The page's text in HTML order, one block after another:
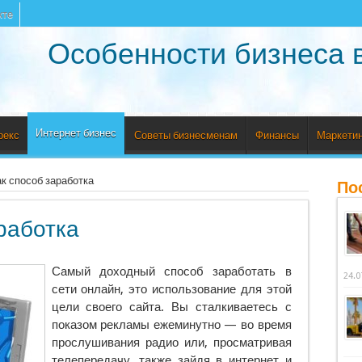
Особенности бизнеса
Интернет бизнес Советы бизнесменам Финансы
способ заработка
Самый доходный способ заработать в
сети онлайн, это использование для этой
цели своего сайта. Вы сталкиваетесь с
показом рекламы ежеминутно — во время
прослушивания радио или, просматривая